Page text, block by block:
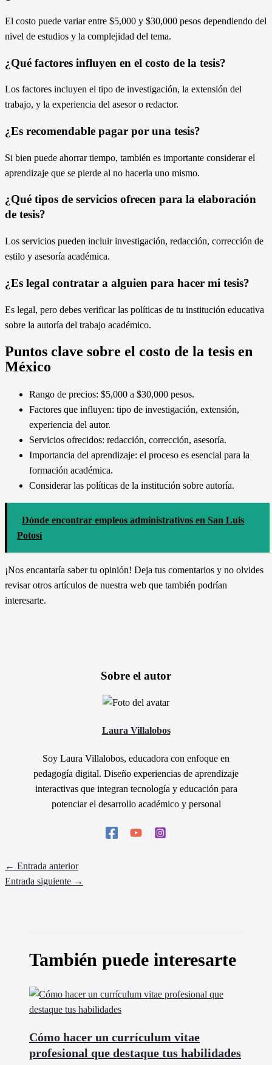
El costo puede variar entre $5,000 y $30,000 pesos dependiendo del
nivel de estudios y la complejidad del tema.
¿Qué factores influyen en el costo de la tesis?
Los factores incluyen el tipo de investigación, la extensión del
trabajo, y la experiencia del asesor o redactor.
¿Es recomendable pagar por una tesis?
Si bien puede ahorrar tiempo, también es importante considerar el
aprendizaje que se pierde al no hacerla uno mismo.
¿Qué tipos de servicios ofrecen para la elaboración
de tesis?
Los servicios pueden incluir investigación, redacción, corrección de
estilo y asesoría académica.
¿Es legal contratar a alguien para hacer mi tesis?
Es legal, pero debes verificar las políticas de tu institución educativa
sobre la autoría del trabajo académico.
Puntos clave sobre el costo de la tesis en
México
Rango de precios: $5,000 a $30,000 pesos.
Factores que influyen: tipo de investigación, extensión,
experiencia del autor.
Servicios ofrecidos: redacción, corrección, asesoría.
Importancia del aprendizaje: el proceso es esencial para la
formación académica.
Considerar las políticas de la institución sobre autoría.
Dónde encontrar empleos administrativos en San Luis
Potosí
¡Nos encantaría saber tu opinión! Deja tus comentarios y no olvides
revisar otros artículos de nuestra web que también podrían
interesarte.
Sobre el autor
Laura Villalobos
Soy Laura Villalobos, educadora con enfoque en
pedagogía digital. Diseño experiencias de aprendizaje
interactivas que integran tecnología y educación para
potenciar el desarrollo académico y personal
← Entrada anterior
Entrada siguiente →
También puede interesarte
Cómo hacer un currículum vitae
profesional que destaque tus habilidades